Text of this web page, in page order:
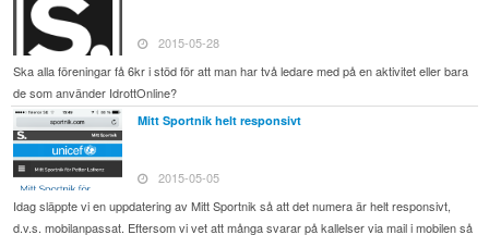
2015-05-28
Ska alla föreningar få 6kr i stöd för att man har två ledare med på en aktivitet eller bara
de som använder IdrottOnline?
Mitt Sportnik helt responsivt
2015-05-05
Idag släppte vi en uppdatering av Mitt Sportnik så att det numera är helt responsivt,
d.v.s. mobilanpassat. Eftersom vi vet att många svarar på kallelser via mail i mobilen så